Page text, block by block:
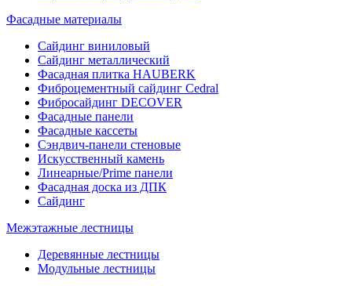
Фасадные материалы
Сайдинг виниловый
Сайдинг металлический
Фасадная плитка HAUBERK
Фиброцементный сайдинг Cedral
Фибросайдинг DECOVER
Фасадные панели
Фасадные кассеты
Сэндвич-панели стеновые
Искусственный камень
Линеарные/Prime панели
Фасадная доска из ДПК
Сайдинг
Межэтажные лестницы
Деревянные лестницы
Модульные лестницы